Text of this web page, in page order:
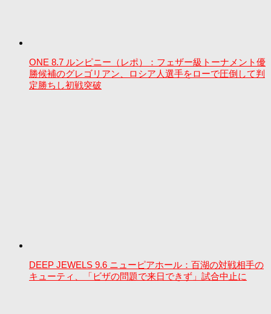
ONE 8.7 ルンピニー（レポ）：フェザー級トーナメント優
勝候補のグレゴリアン、ロシア人選手をローで圧倒して判
定勝ちし初戦突破
DEEP JEWELS 9.6 ニューピアホール：百湖の対戦相手の
キューティ、「ビザの問題で来日できず」試合中止に